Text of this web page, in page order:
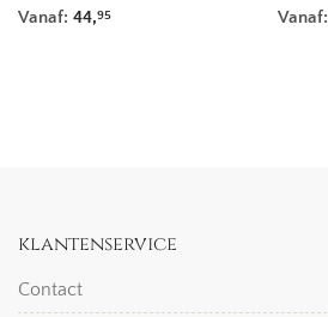
Vanaf: 44,95 Vanaf:
klantenservice
Contact